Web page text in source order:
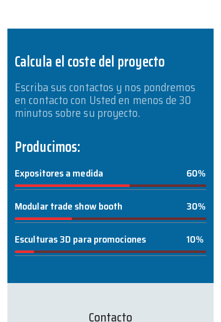
Calcula el coste del proyecto
Escriba sus contactos y nos pondremos
en contacto con Usted en menos de 30
minutos sobre su proyecto.
Producimos:
Expositores a medida 60%
Modular trade show booth 30%
Esculturas 3D para promociones 10%
Contacto